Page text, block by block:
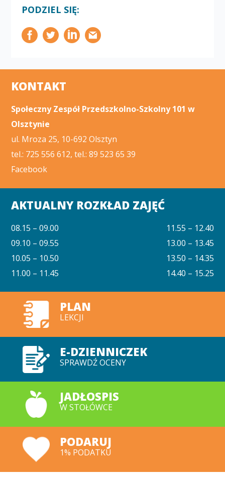
PODZIEL SIĘ:
KONTAKT
Społeczny Zespół Przedszkolno-Szkolny 101 w
Olsztynie
ul. Mroza 25, 10-692 Olsztyn
tel.: 725 556 612, tel.: 89 523 65 39
Facebook
AKTUALNY ROZKŁAD ZAJĘĆ
08.15 – 09.00
09.10 – 09.55
10.05 – 10.50
11.00 – 11.45
11.55 – 12.40
13.00 – 13.45
13.50 – 14.35
14.40 – 15.25
PLAN
LEKCJI
E-DZIENNICZEK
SPRAWDŹ OCENY
JADŁOSPIS
W STOŁÓWCE
PODARUJ
1% PODATKU